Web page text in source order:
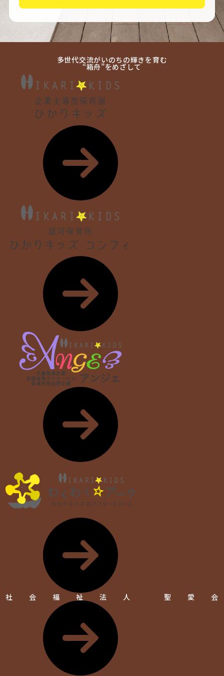
多世代交流がいのちの輝きを育む
“箱舟”をめざして
社会福祉法人 聖愛会